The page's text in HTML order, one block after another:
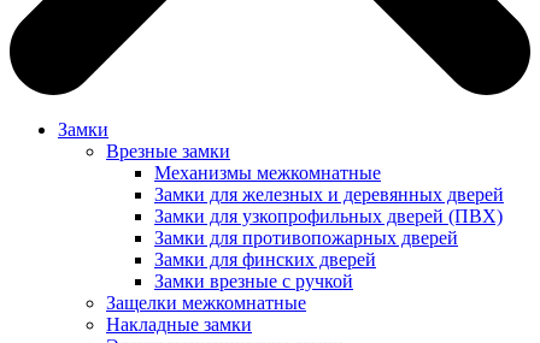
Замки
Врезные замки
Механизмы межкомнатные
Замки для железных и деревянных дверей
Замки для узкопрофильных дверей (ПВХ)
Замки для противопожарных дверей
Замки для финских дверей
Замки врезные с ручкой
Защелки межкомнатные
Накладные замки